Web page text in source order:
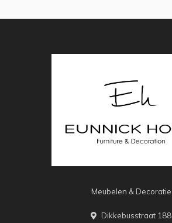
Meubelen & Decoratie
Dikkebusstraat 188